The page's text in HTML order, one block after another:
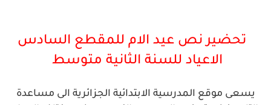
تحضير نص عيد الام للمقطع السادس
الاعياد للسنة الثانية متوسط
يسعى موقع المدرسية الابتدائية الجزائرية الى مساعدة